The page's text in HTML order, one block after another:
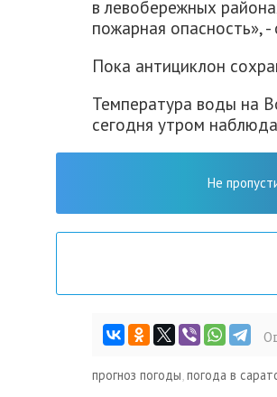
в левобережных
пожарная опасность»,
Пока антициклон
Температура воды на
сегодня утром
Не
прогноз погоды погода в